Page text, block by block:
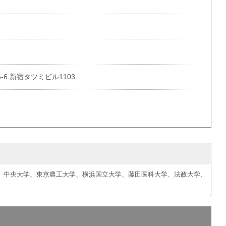
6 新宿タツミビル1103
央大学、東京農工大学、横浜国立大学、藤田医科大学、法政大学、